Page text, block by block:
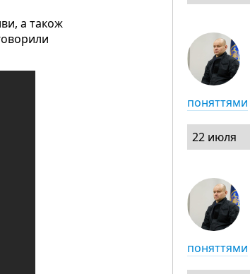
а також
поняттями
22 июля
поняттями